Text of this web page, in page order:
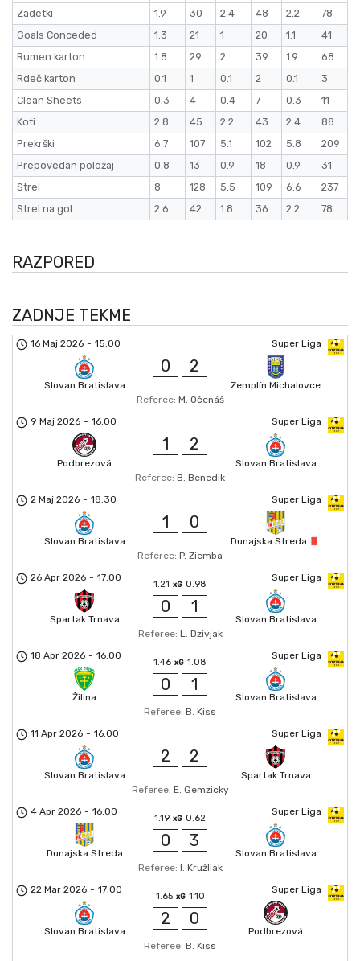
Zadetki 1.9 30 2.4 48 2.2
78
Goals Conceded
1.3 21 1 20 1.1
41
Rumen karton
1.8 29 2 39 1.9
68
Rdeč karton
0.1 1 0.1 2 0.1
3
Clean Sheets
0.3 4 0.4 7 0.3
11
Koti
2.8 45 2.2 43 2.4
88
Prekrški
6.7 107 5.1 102 5.8
209
Prepovedan položaj
0.8 13 0.9 18 0.9
31
Strel
8 128 5.5 109 6.6
237
Strel na gol
2.6 42 1.8 36 2.2 78
RAZPORED
ZADNJE TEKME
Super Liga
16 Maj 2026 - 15:00
Slovan Bratislava
0 2
Zemplín Michalovce
Referee: M. Očenáš
Super Liga
9 Maj 2026 - 16:00
Podbrezová
1 2
Slovan Bratislava
Referee: B. Benedik
Super Liga
2 Maj 2026 - 18:30
Slovan Bratislava
1 0
Dunajska Streda
Referee: P. Ziemba
Super Liga
26 Apr 2026 - 17:00
Spartak Trnava
1.21 xG 0.98
0 1
Slovan Bratislava
Referee: L. Dzivjak
Super Liga
18 Apr 2026 - 16:00
Žilina
1.46 xG 1.08
0 1
Slovan Bratislava
Referee: B. Kiss
Super Liga
11 Apr 2026 - 16:00
Slovan Bratislava
2 2
Spartak Trnava
Referee: E. Gemzicky
Super Liga
4 Apr 2026 - 16:00
Dunajska Streda
1.19 xG 0.62
0 3
Slovan Bratislava
Referee: I. Kružliak
Super Liga
22 Mar 2026 - 17:00
Slovan Bratislava
1.65 xG 1.10
2 0
Podbrezová
Referee: B. Kiss